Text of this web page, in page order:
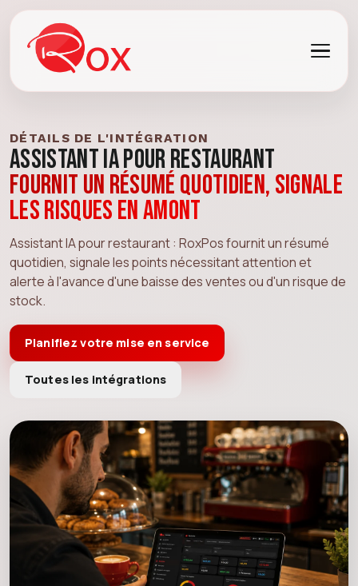
DÉTAILS DE L'INTÉGRATION
Assistant IA pour restaurant
Fournit un résumé quotidien, signale
les risques en amont
Assistant IA pour restaurant : RoxPos fournit un résumé
quotidien, signale les points nécessitant attention et
alerte à l'avance d'une baisse des ventes ou d'un risque de
stock.
Planifiez votre mise en service
Toutes les intégrations